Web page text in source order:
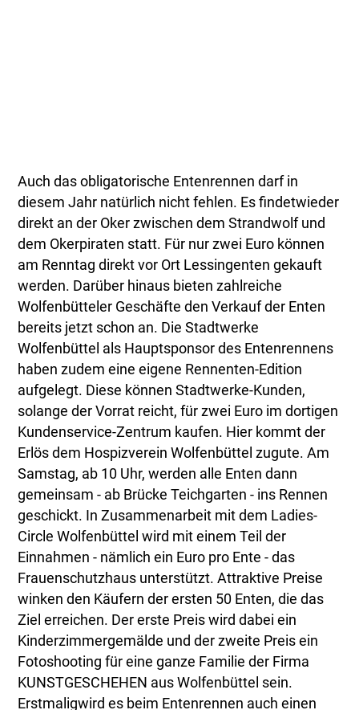
Auch das obligatorische Entenrennen darf in
diesem Jahr natürlich nicht fehlen. Es findetwieder
direkt an der Oker zwischen dem Strandwolf und
dem Okerpiraten statt. Für nur zwei Euro können
am Renntag direkt vor Ort Lessingenten gekauft
werden. Darüber hinaus bieten zahlreiche
Wolfenbütteler Geschäfte den Verkauf der Enten
bereits jetzt schon an. Die Stadtwerke
Wolfenbüttel als Hauptsponsor des Entenrennens
haben zudem eine eigene Rennenten-Edition
aufgelegt. Diese können Stadtwerke-Kunden,
solange der Vorrat reicht, für zwei Euro im dortigen
Kundenservice-Zentrum kaufen. Hier kommt der
Erlös dem Hospizverein Wolfenbüttel zugute. Am
Samstag, ab 10 Uhr, werden alle Enten dann
gemeinsam - ab Brücke Teichgarten - ins Rennen
geschickt. In Zusammenarbeit mit dem Ladies-
Circle Wolfenbüttel wird mit einem Teil der
Einnahmen - nämlich ein Euro pro Ente - das
Frauenschutzhaus unterstützt. Attraktive Preise
winken den Käufern der ersten 50 Enten, die das
Ziel erreichen. Der erste Preis wird dabei ein
Kinderzimmergemälde und der zweite Preis ein
Fotoshooting für eine ganze Familie der Firma
KUNSTGESCHEHEN aus Wolfenbüttel sein.
Erstmaligwird es beim Entenrennen auch einen